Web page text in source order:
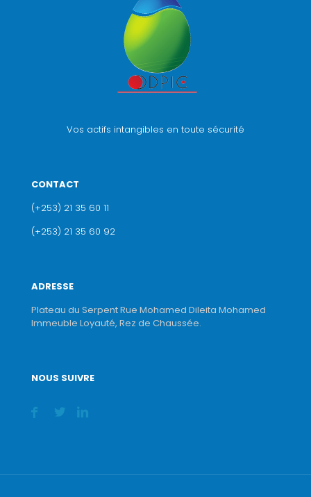
Vos actifs intangibles en toute sécurité
CONTACT
(+253) 21 35 60 11
(+253) 21 35 60 92
ADRESSE
Plateau du Serpent Rue Mohamed Dileita Mohamed
Immeuble Loyauté, Rez de Chaussée.
NOUS SUIVRE